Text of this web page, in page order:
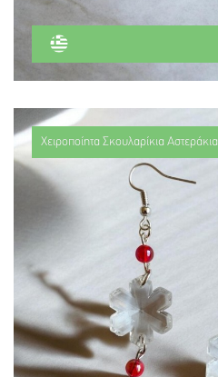
Χειροποίητα Σκουλαρίκια Αστεράκια